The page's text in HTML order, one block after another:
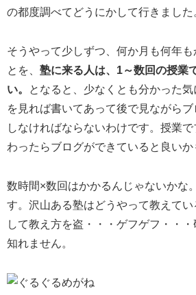
の都度調べてどうにかして行きました
そうやって少しずつ、何か月も何年も
とを、 塾に来る人は、1～数回の授業
い。
となると、少なくとも分かった
を見れば書いてあって後で見ながら
しなければならないわけです。授業
わったらブログができていると良いか
数時間×数回はかかるんじゃないかな
す。沢山ある塾はどうやって教えて
して教え方を盗・・・ゲフゲフ・・
知れません。